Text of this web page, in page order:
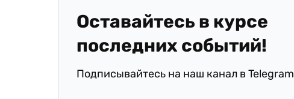
Оставайтесь в курсе
последних событий!
Подписывайтесь на наш канал в Telegram